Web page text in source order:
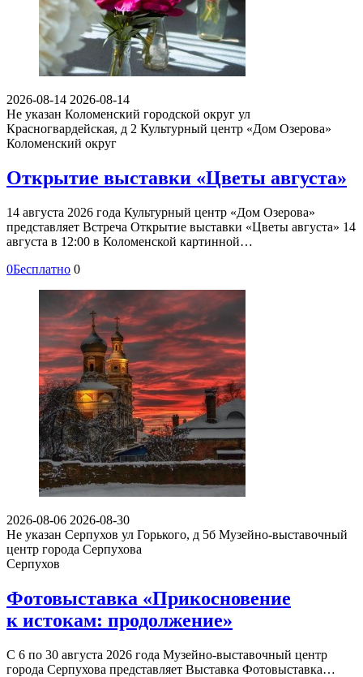
2026-08-14 2026-08-14
Не указан Коломенский городской округ ул
Красногвардейская, д 2 Культурный центр «Дом Озерова»
Коломенский округ
Открытие выставки «Цветы августа»
14 августа 2026 года Культурный центр «Дом Озерова»
представляет Встреча Открытие выставки «Цветы августа» 14
августа в 12:00 в Коломенской картинной…
0Бесплатно 0
2026-08-06 2026-08-30
Не указан Серпухов ул Горького, д 5б Музейно-выставочный
центр города Серпухова
Серпухов
Фотовыставка «Прикосновение
к истокам: продолжение»
С 6 по 30 августа 2026 года Музейно-выставочный центр
города Серпухова представляет Выставка Фотовыставка…